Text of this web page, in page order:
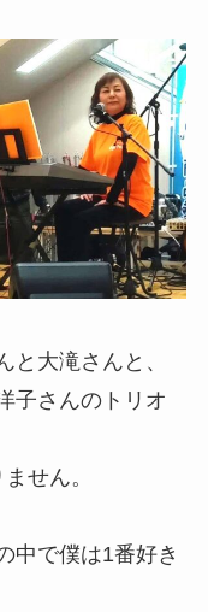
と大滝さんと、
子さんのトリオ
せん。
中で僕は1番好き